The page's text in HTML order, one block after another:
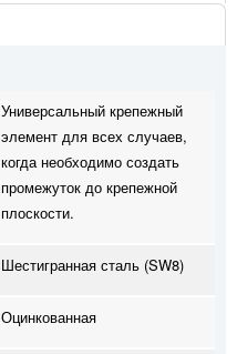
Универсальный крепежный
элемент для всех случаев,
когда необходимо создать
промежуток до крепежной
плоскости.
Шестигранная сталь (SW8)
Оцинкованная